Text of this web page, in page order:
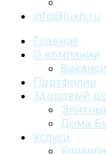
info@luxh.ru
Главная
О компании
Портфолио
Здоровый
Дома
Услуги